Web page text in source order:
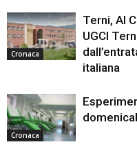
Cronaca
Terni, Al
UGCI
italiana
Cronaca